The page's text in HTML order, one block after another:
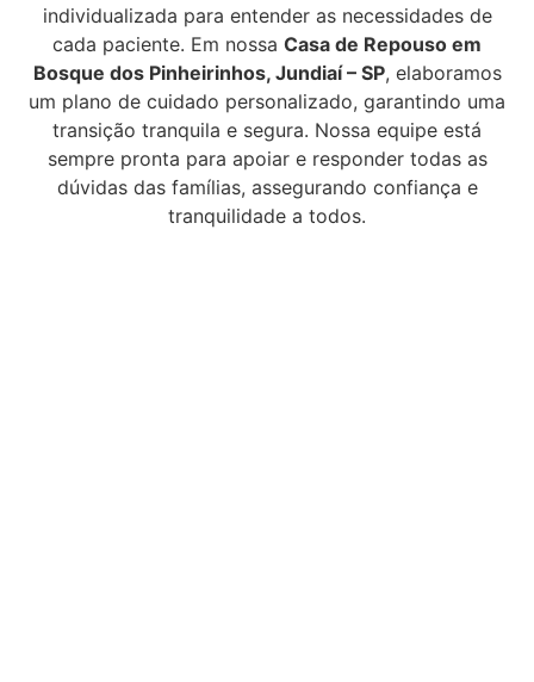
individualizada para entender as necessidades de
cada paciente. Em nossa Casa de Repouso em
Bosque dos Pinheirinhos, Jundiaí – SP, elaboramos
um plano de cuidado personalizado, garantindo uma
transição tranquila e segura. Nossa equipe está
sempre pronta para apoiar e responder todas as
dúvidas das famílias, assegurando confiança e
tranquilidade a todos.